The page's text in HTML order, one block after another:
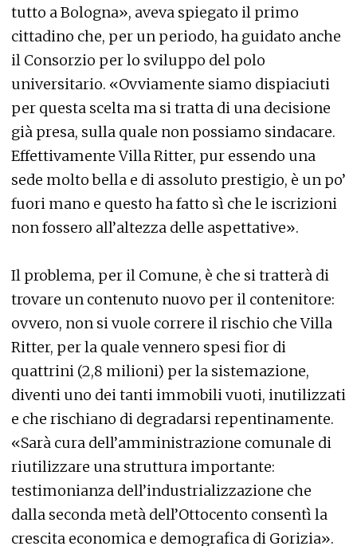
tutto a Bologna», aveva spiegato il primo
cittadino che, per un periodo, ha guidato anche
il Consorzio per lo sviluppo del polo
universitario. «Ovviamente siamo dispiaciuti
per questa scelta ma si tratta di una decisione
già presa, sulla quale non possiamo sindacare.
Effettivamente Villa Ritter, pur essendo una
sede molto bella e di assoluto prestigio, è un po’
fuori mano e questo ha fatto sì che le iscrizioni
non fossero all’altezza delle aspettative».
Il problema, per il Comune, è che si tratterà di
trovare un contenuto nuovo per il contenitore:
ovvero, non si vuole correre il rischio che Villa
Ritter, per la quale vennero spesi fior di
quattrini (2,8 milioni) per la sistemazione,
diventi uno dei tanti immobili vuoti, inutilizzati
e che rischiano di degradarsi repentinamente.
«Sarà cura dell’amministrazione comunale di
riutilizzare una struttura importante:
testimonianza dell’industrializzazione che
dalla seconda metà dell’Ottocento consentì la
crescita economica e demografica di Gorizia».